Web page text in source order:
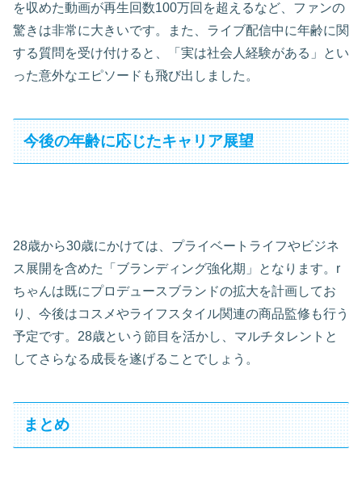
を収めた動画が再生回数100万回を超えるなど、ファンの
驚きは非常に大きいです。また、ライブ配信中に年齢に関
する質問を受け付けると、「実は社会人経験がある」とい
った意外なエピソードも飛び出しました。
今後の年齢に応じたキャリア展望
28歳から30歳にかけては、プライベートライフやビジネ
ス展開を含めた「ブランディング強化期」となります。r
ちゃんは既にプロデュースブランドの拡大を計画してお
り、今後はコスメやライフスタイル関連の商品監修も行う
予定です。28歳という節目を活かし、マルチタレントと
してさらなる成長を遂げることでしょう。
まとめ